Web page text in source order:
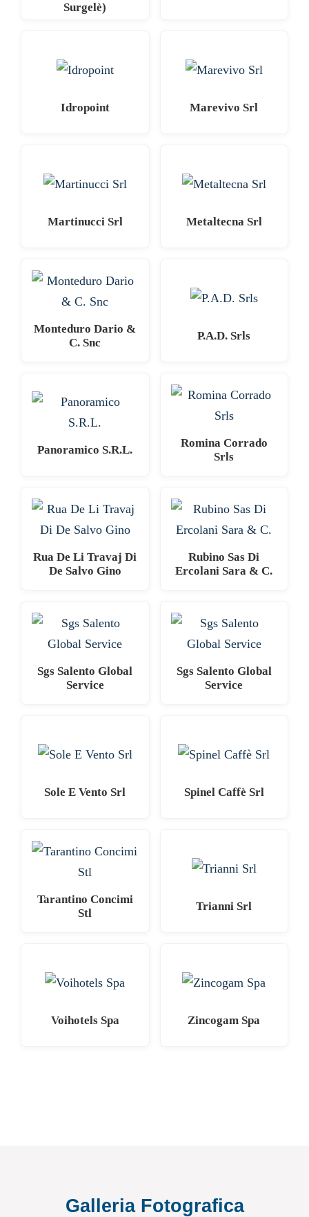
Surgelè)
Idropoint Marevivo Srl
Martinucci Srl Metaltecna Srl
Monteduro Dario &
C. Snc
P.A.D. Srls
Panoramico S.R.L.
Romina Corrado
Srls
Rua De Li Travaj Di
De Salvo Gino
Rubino Sas Di
Ercolani Sara & C.
Sgs Salento Global
Service
Sgs Salento Global
Service
Sole E Vento Srl Spinel Caffè Srl
Tarantino Concimi
Stl
Trianni Srl
Voihotels Spa Zincogam Spa
Galleria Fotografica